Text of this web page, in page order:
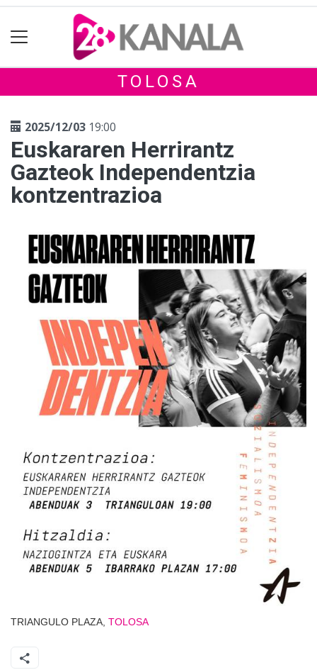
TOLOSA
2025/12/03 19:00
Euskararen Herrirantz
Gazteok Independentzia
kontzentrazioa
TRIANGULO PLAZA, TOLOSA